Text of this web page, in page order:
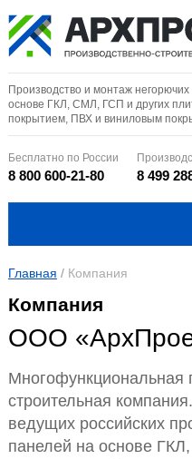
Производство и монтаж
основе ГКЛ, СМЛ, ГСП и других
покрытием, ПВХ и виниловым
Бесплатно по России
8 800 600-21-80 8 499
Главная / Компания
Компания
ООО
Многофункциональная
строительная
ведущих российских
панелей на основе